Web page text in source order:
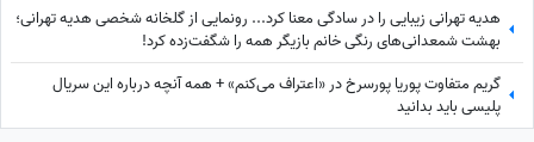
هدیه تهرانی زیبایی را در سادگی معنا کرد... رونمایی از گلخانه شخصی هدیه تهرانی؛
بهشت شمعدانی‌های رنگی خانم بازیگر همه را شگفت‌زده کرد!
گریم متفاوت پوریا پورسرخ در «اعتراف می‌کنم» + همه آنچه درباره این سریال
پلیسی باید بدانید